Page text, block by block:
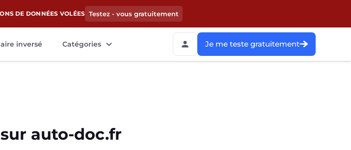
DE DONNÉES VOLÉES Testez - vous gratuitement
inversé Catégories Je me teste gratuitement
auto-doc.fr